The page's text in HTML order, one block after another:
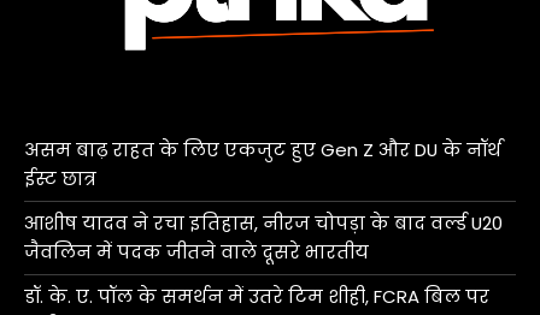
असम बाढ़ राहत के लिए एकजुट हुए Gen Z और DU के नॉर्थ
ईस्ट छात्र
आशीष यादव ने रचा इतिहास, नीरज चोपड़ा के बाद वर्ल्ड U20
जैवलिन में पदक जीतने वाले दूसरे भारतीय
डॉ. के. ए. पॉल के समर्थन में उतरे टिम शीही, FCRA बिल पर